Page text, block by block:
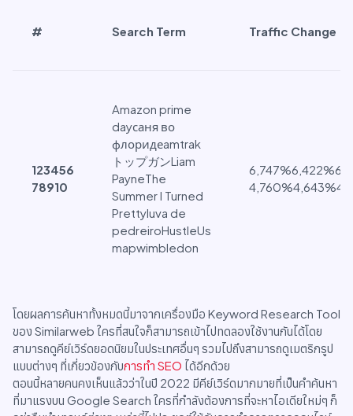
# Search Term Traffic Change
123456
78910
Amazon prime
dayсаня во
флоридеamtrak
トップガンLiam
PayneThe
Summer I Turned
Prettyluva de
pedreiroHustleUs
mapwimbledon
โดยผลการค้นหาทั้งหมดนี้มาจากเครื่องมือ Keyword Research Tool
ของ Similarweb ใครที่สนใจก็สามารถเข้าไปทดลองใช้งานกันได้โดย
สามารถดูคีย์เวิร์ดยอดนิยมในประเทศอื่นๆ รวมไปถึงสามารถดูเมตริกรูป
แบบต่างๆ ที่เกี่ยวข้องกับการทำ SEO ได้อีกด้วย
ตอนนี้หลายคนคงเห็นแล้วว่าในปี 2022 มีคีย์เวิร์ดมากมายที่เป็นคำค้นหา
ที่มาแรงบน Google Search ใครที่กำลังต้องการที่จะหาไอเดียใหม่ๆ ก็